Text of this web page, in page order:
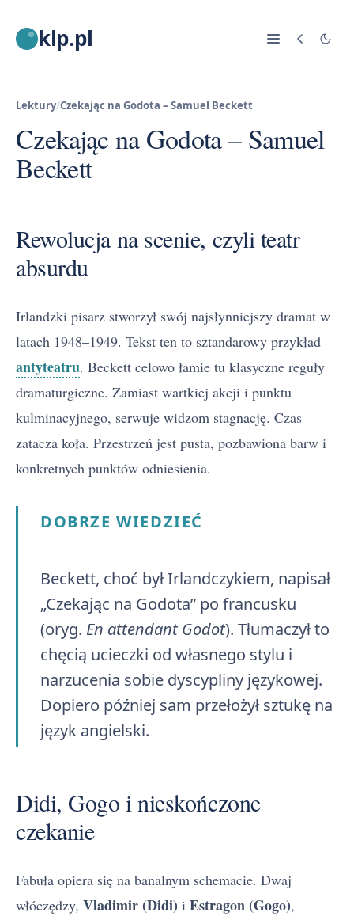
klp.pl
Lektury/Czekając na Godota – Samuel Beckett
Czekając na Godota – Samuel
Beckett
Rewolucja na scenie, czyli teatr
absurdu
Irlandzki pisarz stworzył swój najsłynniejszy dramat w
latach 1948–1949. Tekst ten to sztandarowy przykład
antyteatru. Beckett celowo łamie tu klasyczne reguły
dramaturgiczne. Zamiast wartkiej akcji i punktu
kulminacyjnego, serwuje widzom stagnację. Czas
zatacza koła. Przestrzeń jest pusta, pozbawiona barw i
konkretnych punktów odniesienia.
DOBRZE WIEDZIEĆ
Beckett, choć był Irlandczykiem, napisał
„Czekając na Godota” po francusku
(oryg. En attendant Godot). Tłumaczył to
chęcią ucieczki od własnego stylu i
narzucenia sobie dyscypliny językowej.
Dopiero później sam przełożył sztukę na
język angielski.
Didi, Gogo i nieskończone
czekanie
Fabuła opiera się na banalnym schemacie. Dwaj
włóczędzy, Vladimir (Didi) i Estragon (Gogo),